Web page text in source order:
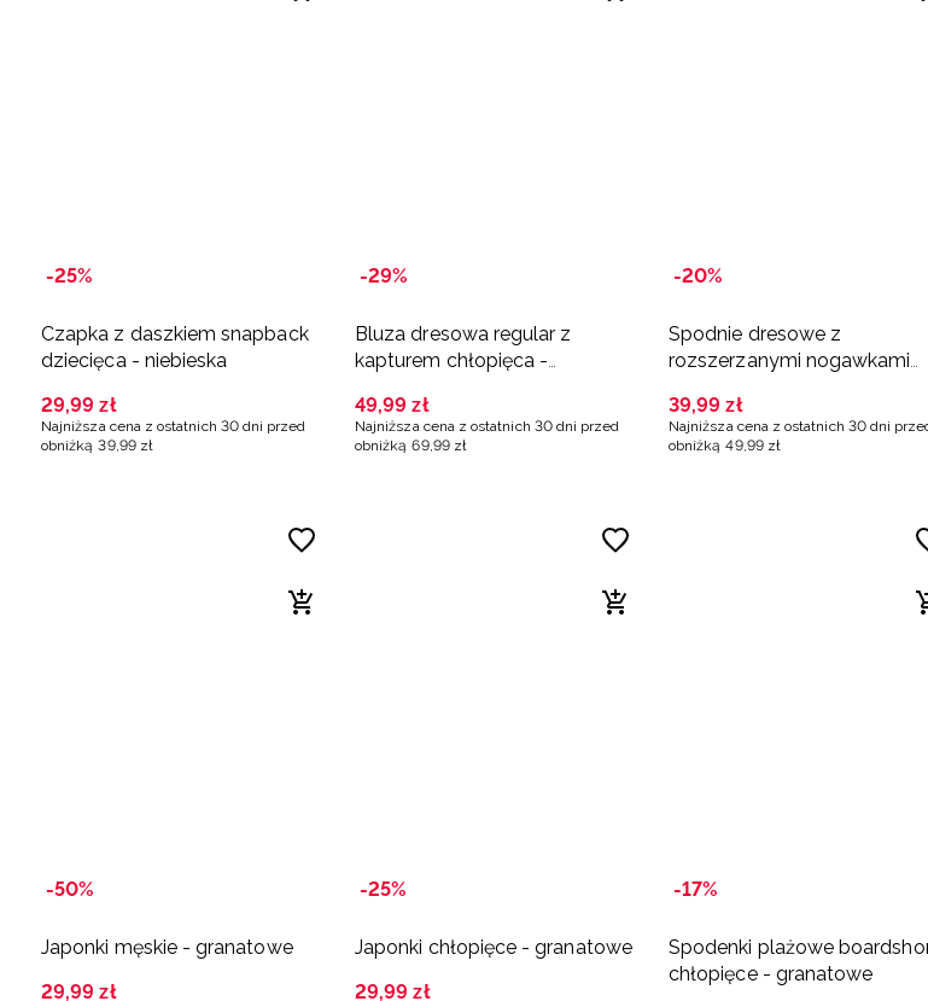
-25%
Czapka z daszkiem snapback
dziecięca - niebieska
29,99 zł
Najniższa cena z ostatnich 30 dni przed
obniżką 39,99 zł
-29%
Bluza dresowa regular z
kapturem chłopięca -
49,99 zł
Najniższa cena z ostatnich 30 dni przed
obniżką 69,99 zł
-20%
Spodnie dresowe z
rozszerzanymi nogawkami
39,99 zł
Najniższa cena z ostatnich 30 dni
obniżką 49,99 zł
-50%
Japonki męskie - granatowe
29,99 zł
-25%
Japonki chłopięce - granatowe
29,99 zł
-17%
Spodenki plażowe
chłopięce - granatowe